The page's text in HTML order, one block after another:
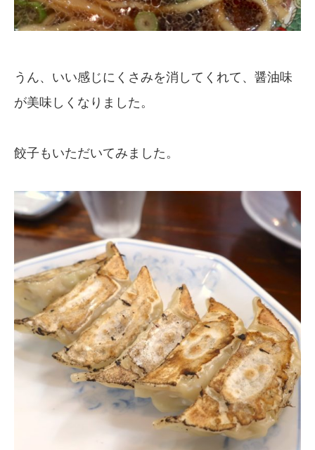
うん、いい感じにくさみを消してくれて、醤油味
が美味しくなりました。
餃子もいただいてみました。